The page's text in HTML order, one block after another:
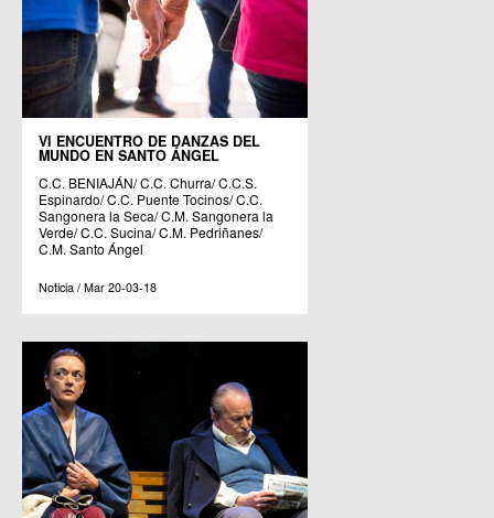
VI ENCUENTRO DE DANZAS DEL
MUNDO EN SANTO ÁNGEL
C.C. BENIAJÁN/ C.C. Churra/ C.C.S.
Espinardo/ C.C. Puente Tocinos/ C.C.
Sangonera la Seca/ C.M. Sangonera la
Verde/ C.C. Sucina/ C.M. Pedriñanes/
C.M. Santo Ángel
Noticia / Mar 20-03-18